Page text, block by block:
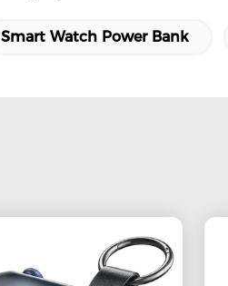
Smart Watch Power Bank